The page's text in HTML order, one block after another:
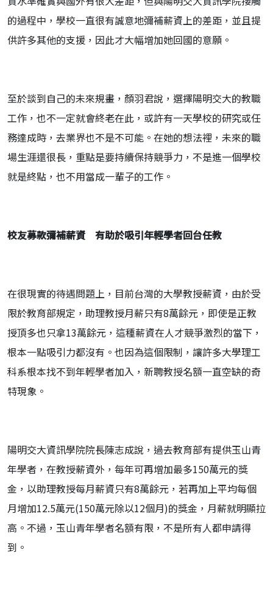
的過程中，學校一直很有誠意地彌補薪資上的差距，並且提
供許多其他的支援，因此才大幅增加她回國的意願。
至於談到自己的未來規畫，顏羽君說，選擇陽明交大的教職
工作，也不一定就會終老在此，或許有一天學校的研究或任
務達成時，去業界也不是不可能。在她的想法裡，未來的職
場生涯還很長，重點是要持續保持競爭力，不是進一個學校
就是終點，也不用當成一輩子的工作。
校友募款彌補薪資 有助於吸引年輕學者回台任教
在很現實的待遇問題上，目前台灣的大學教授薪資，由於受
限於教育部規定，助理教授月薪只有8萬餘元，即使是正教
授頂多也只拿13萬餘元，這種薪資在人才競爭激烈的當下，
根本一點吸引力都沒有。也因為這個限制，讓許多大學理工
科系根本找不到年輕學者加入，新聘教授名額一直空缺的奇
特現象。
陽明交大資訊學院院長陳志成說，過去教育部有提供玉山青
年學者，在教授薪資外，每年可再增加最多150萬元的獎
金，以助理教授每月薪資只有8萬餘元，若再加上平均每個
月增加12.5萬元(150萬元除以12個月)的獎金，月薪就明顯拉
高。不過，玉山青年學者名額有限，不是所有人都申請得
到。